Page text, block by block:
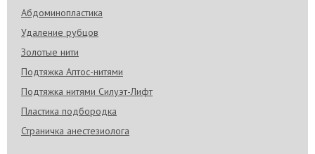
Абдоминопластика
Удаление рубцов
Золотые нити
Подтяжка Аптос-нитями
Подтяжка нитями Силуэт-Лифт
Пластика подбородка
Страничка анестезиолога